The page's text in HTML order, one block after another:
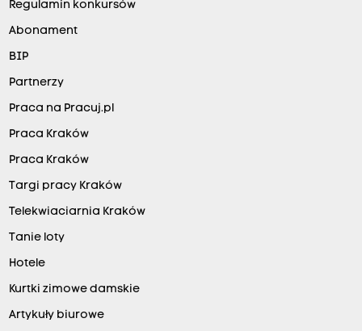
Regulamin konkursów
Abonament
BIP
Partnerzy
Praca na Pracuj.pl
Praca Kraków
Praca Kraków
Targi pracy Kraków
Telekwiaciarnia Kraków
Tanie loty
Hotele
Kurtki zimowe damskie
Artykuły biurowe